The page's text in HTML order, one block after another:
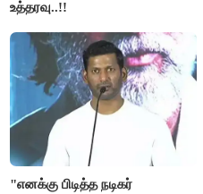
உத்தரவு..!!
"எனக்கு பிடித்த நடிகர்